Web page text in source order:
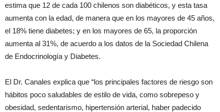
estima que 12 de cada 100 chilenos son diabéticos, y esta tasa
aumenta con la edad, de manera que en los mayores de 45 años,
el 18% tiene diabetes; y en los mayores de 65, la proporción
aumenta al 31%, de acuerdo a los datos de la Sociedad Chilena
de Endocrinología y Diabetes.
El Dr. Canales explica que “los principales factores de riesgo son
hábitos poco saludables de estilo de vida, como sobrepeso y
obesidad, sedentarismo, hipertensión arterial, haber padecido